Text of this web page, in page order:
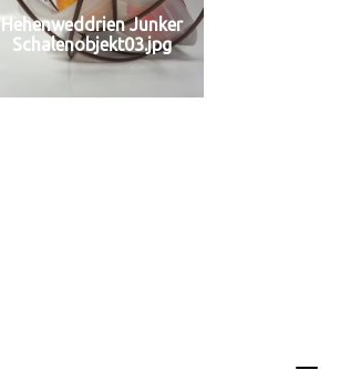
Hehenweddrien Junker
Schalenobjekt03.jpg